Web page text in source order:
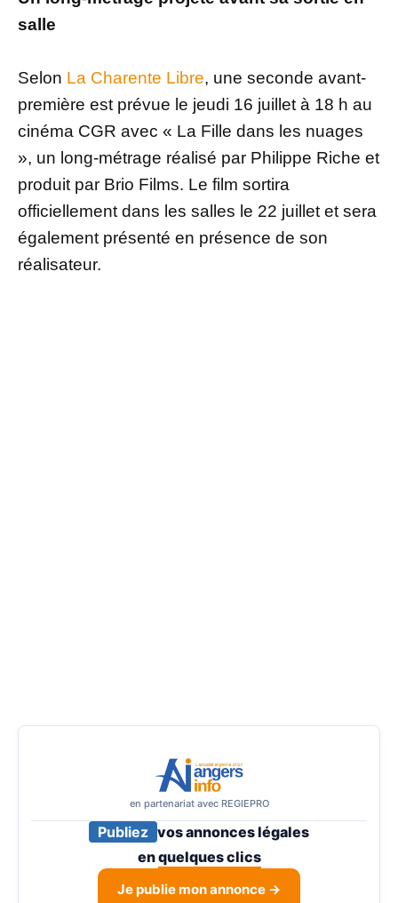
salle
Selon La Charente Libre, une seconde avant-
première est prévue le jeudi 16 juillet à 18 h au
cinéma CGR avec « La Fille dans les nuages
», un long-métrage réalisé par Philippe Riche et
produit par Brio Films. Le film sortira
officiellement dans les salles le 22 juillet et sera
également présenté en présence de son
réalisateur.
en partenariat avec REGIEPRO
Publiez vos annonces légales
enquelques clics
Je publie mon annonce →